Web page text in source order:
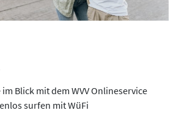
Blick mit dem WVV Onlineservice
surfen mit WüFi